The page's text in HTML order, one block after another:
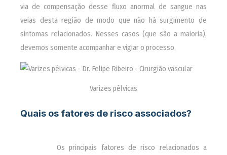
via de compensação desse fluxo anormal de sangue nas
veias desta região de modo que não há surgimento de
sintomas relacionados. Nesses casos (que são a maioria),
devemos somente acompanhar e vigiar o processo.
Varizes pélvicas
Quais os fatores de risco associados?
Os principais fatores de risco relacionados a